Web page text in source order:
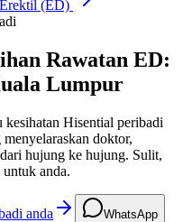
(ED)
Rawatan ED:
Lumpur
kesihatan Hisential peribadi
doktor,
hujung ke hujung. Sulit,
anda.
anda WhatsApp